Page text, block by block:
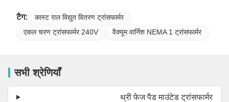
टैग:
कास्ट राल विद्युत वितरण ट्रांसफार्मर
एकल चरण ट्रांसफार्मर 240V
वैक्यूम वार्निश NEMA 1 ट्रांसफार्मर
सभी श्रेणियाँ
थ्री फेज पैड माउंटेड ट्रांसफार्मर